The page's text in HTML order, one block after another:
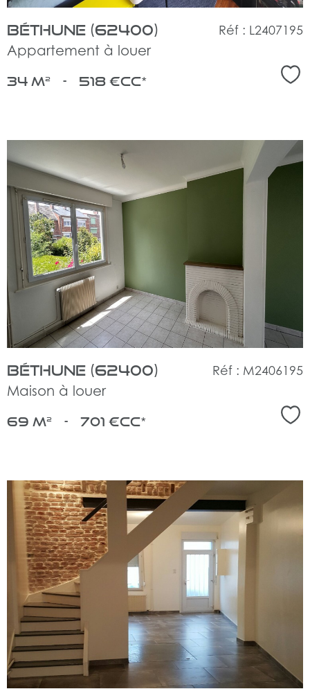
Béthune (62400)
Appartement à louer
Réf : L2407195
34 m² - 518 €CC*
bien
Béthune (62400)
Maison à louer
Réf : M2406195
69 m² - 701 €CC*
voir
le
bien